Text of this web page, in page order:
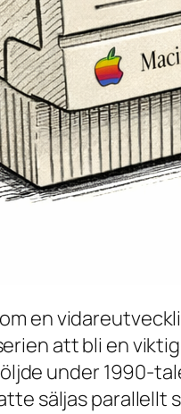
en
att bli en
under 1990-
säljas parallellt